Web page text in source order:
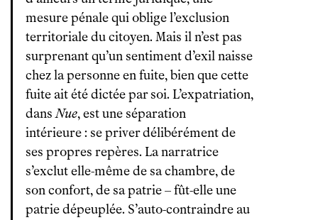
mesure pénale qui oblige l’exclusion
territoriale du citoyen. Mais il n’est pas
surprenant qu’un sentiment d’exil naisse
chez la personne en fuite, bien que cette
fuite ait été dictée par soi. L’expatriation,
dansNue, est une séparation
intérieure : se priver délibérément de
ses propres repères. La narratrice
s’exclut elle-même de sa chambre, de
son confort, de sa patrie – fût-elle une
patrie dépeuplée. S’auto-contraindre au